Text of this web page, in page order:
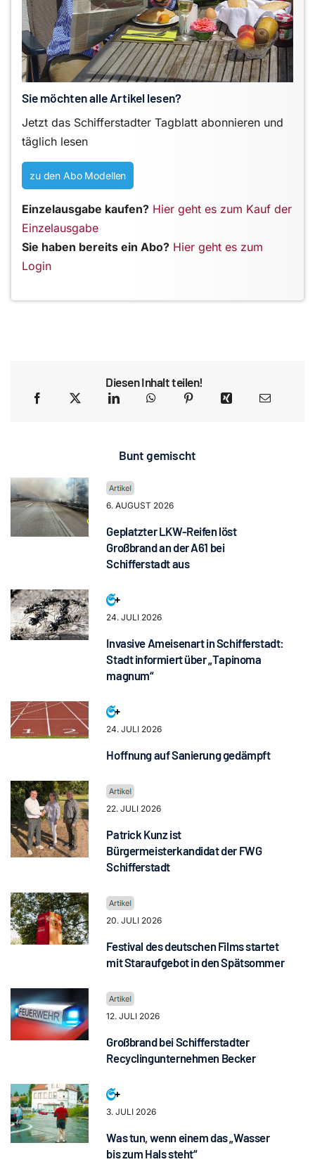
Sie möchten alle Artikel lesen?
Jetzt das Schifferstadter Tagblatt abonnieren und
täglich lesen
zu den Abo Modellen
Einzelausgabe kaufen? Hier geht es zum Kauf der
Einzelausgabe
Sie haben bereits ein Abo? Hier geht es zum
Login
Diesen Inhalt teilen!
Bunt gemischt
6. AUGUST 2026
Geplatzter LKW-Reifen löst
Großbrand an der A61 bei
Schifferstadt aus
24. JULI 2026
Invasive Ameisenart in Schifferstadt:
Stadt informiert über „Tapinoma
magnum“
24. JULI 2026
Hoffnung auf Sanierung gedämpft
22. JULI 2026
Patrick Kunz ist
Bürgermeisterkandidat der FWG
Schifferstadt
20. JULI 2026
Festival des deutschen Films startet
mit Staraufgebot in den Spätsommer
12. JULI 2026
Großbrand bei Schifferstadter
Recyclingunternehmen Becker
3. JULI 2026
Was tun, wenn einem das „Wasser
bis zum Hals steht“